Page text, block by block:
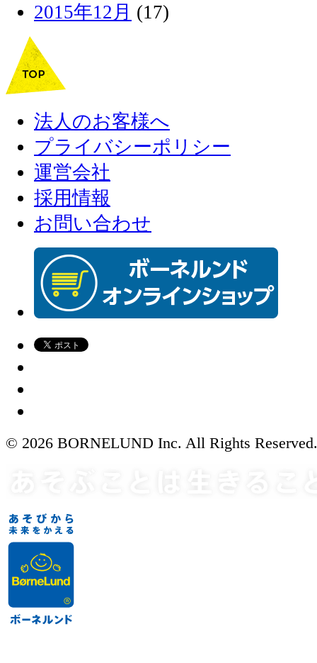
2015年12月 (17)
法人のお客様へ
プライバシーポリシー
運営会社
採用情報
お問い合わせ
© 2026 BORNELUND Inc. All Rights Reserved.